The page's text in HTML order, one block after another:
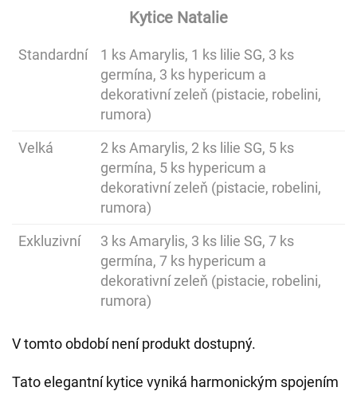
Kytice Natalie
Standardní
1 ks Amarylis, 1 ks lilie SG, 3 ks
germína, 3 ks hypericum a
dekorativní zeleň (pistacie, robelini,
rumora)
Velká
2 ks Amarylis, 2 ks lilie SG, 5 ks
germína, 5 ks hypericum a
dekorativní zeleň (pistacie, robelini,
rumora)
Exkluzivní
3 ks Amarylis, 3 ks lilie SG, 7 ks
germína, 7 ks hypericum a
dekorativní zeleň (pistacie, robelini,
rumora)
V tomto období není produkt dostupný.
Tato elegantní kytice vyniká harmonickým spojením